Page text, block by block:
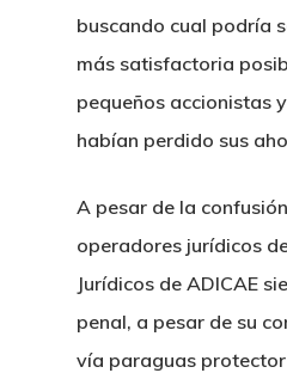
buscando cual podría
más satisfactoria
pequeños accionistas
habían perdido sus
A pesar de la
operadores jurídicos
Jurídicos de ADICAE
penal, a pesar de su
vía paraguas